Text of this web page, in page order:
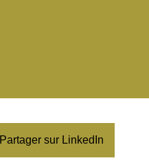
Partager sur LinkedIn